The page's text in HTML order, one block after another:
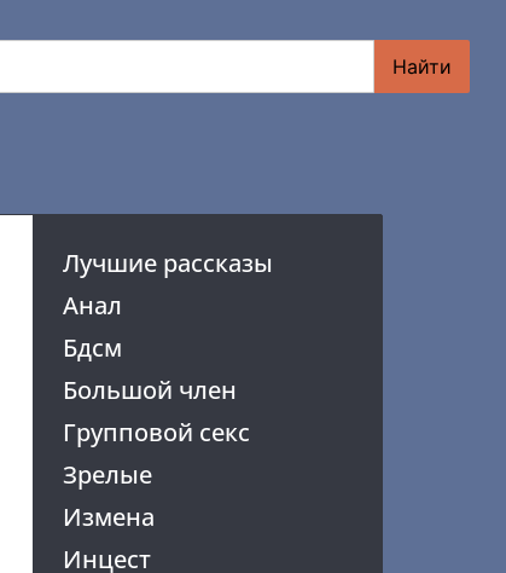
Найти
Лучшие рассказы
Анал
Бдсм
Большой член
Групповой секс
Зрелые
Измена
Инцест